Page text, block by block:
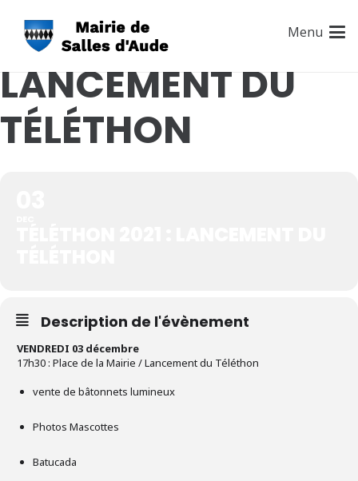
Menu
TÉLÉTHON 2021 :
LANCEMENT DU
TÉLÉTHON
Description de l'évènement
VENDREDI 03 décembre
17h30 : Place de la Mairie / Lancement du Téléthon
vente de bâtonnets lumineux
Photos Mascottes
Batucada